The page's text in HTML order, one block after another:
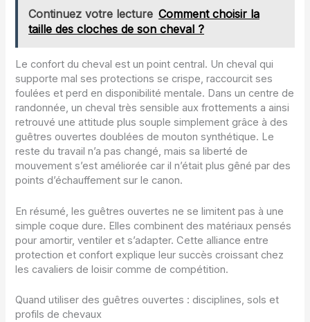
Continuez votre lecture Comment choisir la
taille des cloches de son cheval ?
Le confort du cheval est un point central. Un cheval qui
supporte mal ses protections se crispe, raccourcit ses
foulées et perd en disponibilité mentale. Dans un centre de
randonnée, un cheval très sensible aux frottements a ainsi
retrouvé une attitude plus souple simplement grâce à des
guêtres ouvertes doublées de mouton synthétique. Le
reste du travail n’a pas changé, mais sa liberté de
mouvement s’est améliorée car il n’était plus gêné par des
points d’échauffement sur le canon.
En résumé, les guêtres ouvertes ne se limitent pas à une
simple coque dure. Elles combinent des matériaux pensés
pour amortir, ventiler et s’adapter. Cette alliance entre
protection et confort explique leur succès croissant chez
les cavaliers de loisir comme de compétition.
Quand utiliser des guêtres ouvertes : disciplines, sols et
profils de chevaux